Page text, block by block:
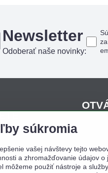
Newsletter
Odoberať naše novinky:
adresa,
Streda
Štvrtok
súkromia
vašej návštevy tejto
a zhromažďovanie údajov o
môžeme použiť nástroje a služby